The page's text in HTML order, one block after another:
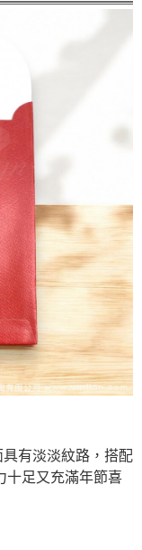
有淡淡紋路，搭配
十足又充滿年節喜